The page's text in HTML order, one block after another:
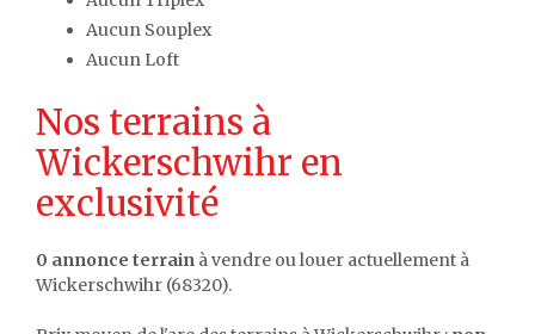
Aucun Souplex
Aucun Loft
Nos terrains à
Wickerschwihr en
exclusivité
0 annonce terrain à vendre ou louer actuellement à
Wickerschwihr (68320).